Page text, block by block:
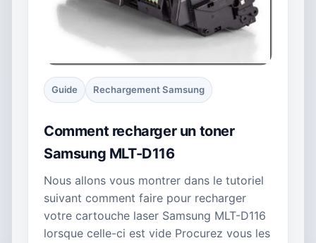
Guide Rechargement Samsung
Comment recharger un toner
Samsung MLT-D116
Nous allons vous montrer dans le tutoriel
suivant comment faire pour recharger
votre cartouche laser Samsung MLT-D116
lorsque celle-ci est vide Procurez vous les